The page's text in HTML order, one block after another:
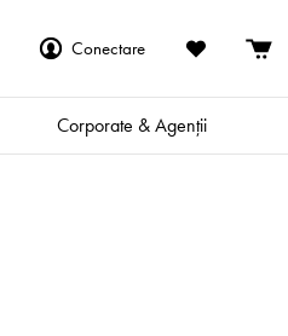
Conectare
Corporate & Agenții